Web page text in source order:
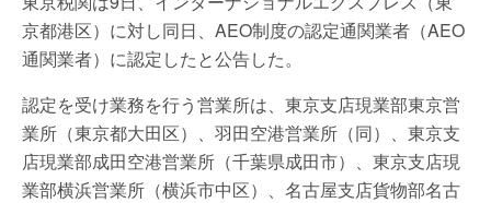
京都港区）に対し同日、AEO制度の認定通関業者（AEO
通関業者）に認定したと公告した。
認定を受け業務を行う営業所は、東京支店現業部東京営
業所（東京都大田区）、羽田空港営業所（同）、東京支
店現業部成田空港営業所（千葉県成田市）、東京支店現
業部横浜営業所（横浜市中区）、名古屋支店貨物部名古